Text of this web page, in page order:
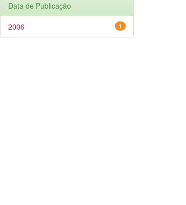
Data de Publicação
1
2006